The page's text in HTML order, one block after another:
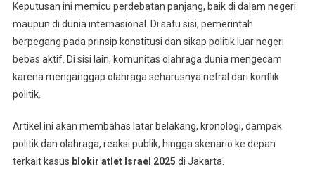
Keputusan ini memicu perdebatan panjang, baik di dalam negeri
maupun di dunia internasional. Di satu sisi, pemerintah
berpegang pada prinsip konstitusi dan sikap politik luar negeri
bebas aktif. Di sisi lain, komunitas olahraga dunia mengecam
karena menganggap olahraga seharusnya netral dari konflik
politik.
Artikel ini akan membahas latar belakang, kronologi, dampak
politik dan olahraga, reaksi publik, hingga skenario ke depan
terkait kasus blokir atlet Israel 2025 di Jakarta.